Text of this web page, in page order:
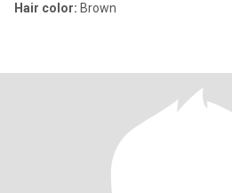
Hair color: Brown